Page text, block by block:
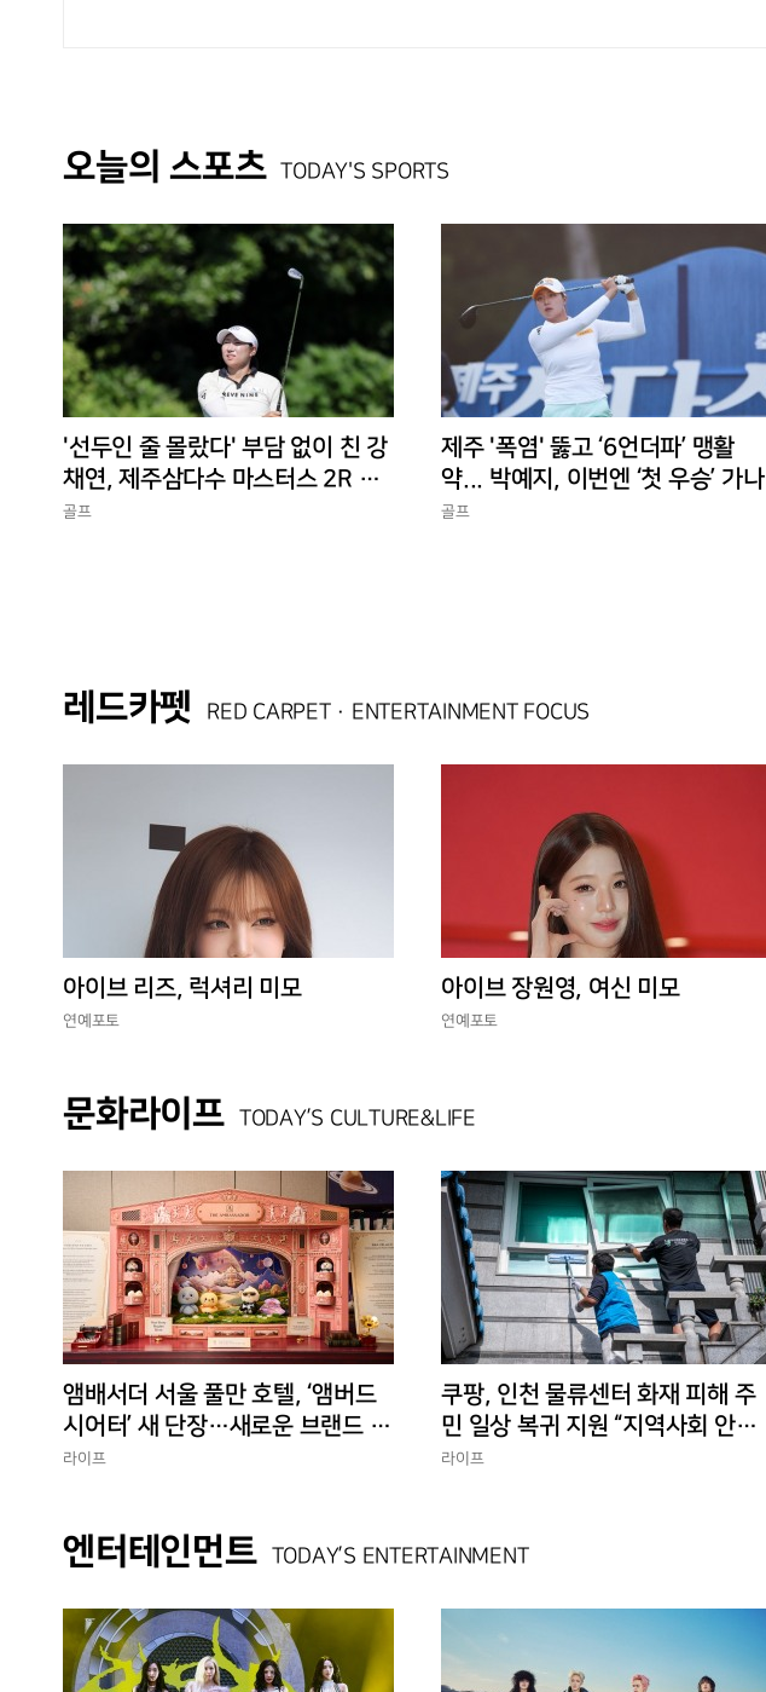
오늘의 스포츠 TODAY'S SPORTS
'선두인 줄 몰랐다' 부담 없이 친 강
채연, 제주삼다수 마스터스 2R 단
독 선두
골프
제주 '폭염' 뚫고 ‘6언더파’ 맹활
약... 박예지, 이번엔 ‘첫 우승’ 가나
골프
레드카펫 RED CARPET · ENTERTAINMENT FOCUS
아이브 리즈, 럭셔리 미모
연예포토
아이브 장원영, 여신 미모
연예포토
문화라이프 TODAY’S CULTURE&LIFE
앰배서더 서울 풀만 호텔, ‘앰버드
시어터’ 새 단장…새로운 브랜드 경
험 선사
라이프
쿠팡, 인천 물류센터 화재 피해 주
민 일상 복귀 지원 “지역사회 안정
에 총력”
라이프
엔터테인먼트 TODAY’S ENTERTAINMENT